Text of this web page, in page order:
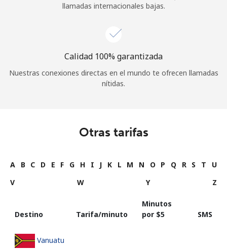
llamadas internacionales bajas.
Calidad 100% garantizada
Nuestras conexiones directas en el mundo te ofrecen llamadas
nítidas.
Otras tarifas
A B C D E F G H I J K L M N O P Q R S T
U
V
W Y Z
Destino Tarifa/minuto
Minutos
por ⁦$5⁩
SMS
Vanuatu